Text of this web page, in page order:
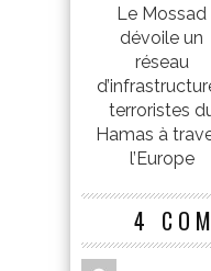
Le Mossad
dévoile un
réseau
terroristes
Hamas à
l’Europe
4